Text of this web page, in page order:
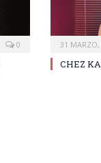
0 31
CHEZ